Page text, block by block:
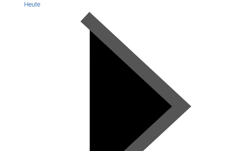
Heute